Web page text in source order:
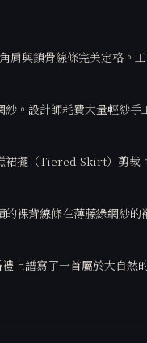
與鎖骨線條完美定格。
。設計師耗費大量輕紗
擺（Tiered Skirt）剪裁
裸背線條在薄藤綠網紗
上譜寫了一首屬於大自然